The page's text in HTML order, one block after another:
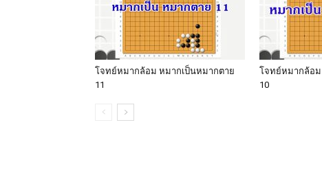
โจทย์หมากล้อม หมากเป็นหมากตาย
11
โจทย์หมากล้อ
10